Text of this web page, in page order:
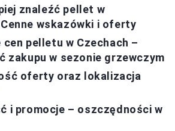
znaleźć pellet w
wskazówki i oferty
cen pelletu w Czechach –
zakupu w sezonie grzewczym
oferty oraz lokalizacja
i promocje – oszczędności w